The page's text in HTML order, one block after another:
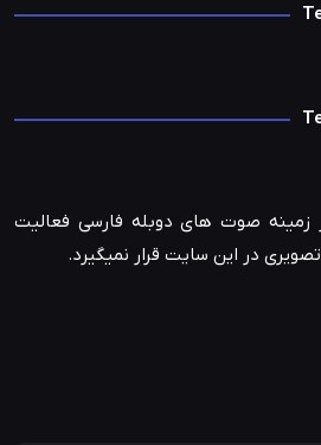
صوت های دوبله فارسی فعالیت
در این سایت قرار نمیگیرد.